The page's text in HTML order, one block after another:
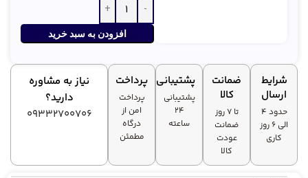
افزودن به سبد خرید
شرایط
ارسال
حدود 4
الی 6 روز
کاری
ضمانت
کالا
تا ۷ روز
ضمانت
عودت
کالا
پشتیبانی
پشتیبانی
۲۴
ساعته
پرداخت
پرداخت
امن از
درگاه
مطمئن
نیاز به مشاوره
دارید؟
09332700706